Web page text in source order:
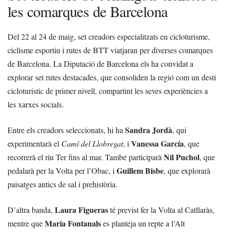
les comarques de Barcelona
Del 22 al 24 de maig, set creadors especialitzats en cicloturisme,
ciclisme esportiu i rutes de BTT viatjaran per diverses comarques
de Barcelona. La Diputació de Barcelona els ha convidat a
explorar set rutes destacades, que consoliden la regió com un destí
cicloturístic de primer nivell, compartint les seves experiències a
les xarxes socials.
Entre els creadors seleccionats, hi ha Sandra Jordà, qui
experimentarà el Camí del Llobregat, i Vanessa García, que
recorrerà el riu Ter fins al mar. També participarà Nil Puchol, que
pedalarà per la Volta per l’Obac, i Guillem Bisbe, que explorarà
paisatges antics de sal i prehistòria.
D’altra banda, Laura Figuerasté previst fer la Volta al Catllaràs,
mentre queMaria Fontanalses planteja un repte a l’Alt